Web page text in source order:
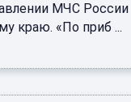
МЧС России
краю. «По приб ...